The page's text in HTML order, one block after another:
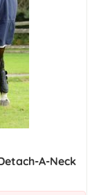
A-Neck